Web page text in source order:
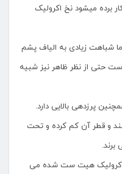
برده میشود نخ اکرولیک
شباهت زیادی به الیاف پشم
حتی از نظر ظاهر نیز شبیه
پرزدهی بالایی دارد.
و قطر آن کم کرده و تحت
برند.
اکرولیک هیت ست شده می